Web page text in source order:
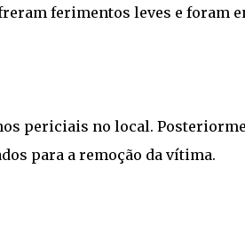
ferimentos leves e foram
periciais no local.
para a remoção da vítima.